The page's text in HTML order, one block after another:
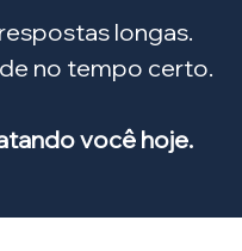
longas.
no tempo certo.
você hoje.